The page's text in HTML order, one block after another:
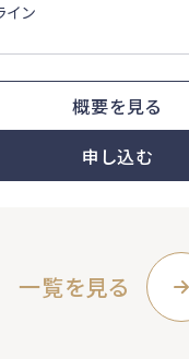
イン
概要を見る
申し込む
一覧を見る